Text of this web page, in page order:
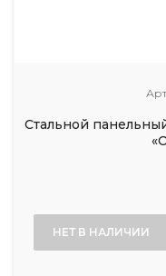
Стальной
НЕТ В НАЛИЧИИ